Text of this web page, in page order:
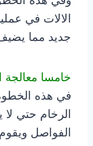
الالات في
جديد مما
خامسا معالجة
في هذه
الرخام حتي
الفواصل